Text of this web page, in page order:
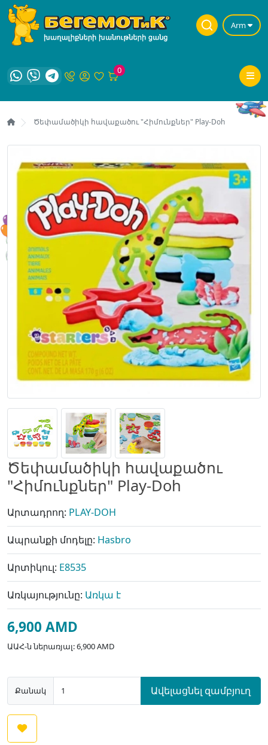
Arm
0
Ծեփամածիկի հավաքածու "Հիմունքներ" Play-Doh
Ծեփամածիկի հավաքածու
"Հիմունքներ" Play-Doh
Արտադրող: PLAY-DOH
Ապրանքի մոդելը: Hasbro
Արտիկուլ: E8535
Առկայությունը: Առկա է
6,900 AMD
ԱԱՀ-ն ներառյալ: 6,900 AMD
Քանակ Ավելացնել զամբյուղ